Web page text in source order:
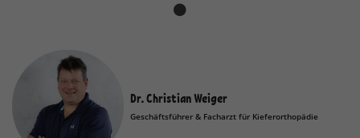
Dr. Christian Weiger
Geschäftsführer & Facharzt für Kieferorthopädie